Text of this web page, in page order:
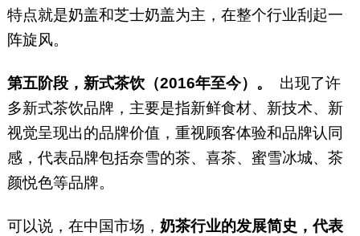
特点就是奶盖和芝士奶盖为主，在整个行业刮起一
阵旋风。
第五阶段，新式茶饮（2016年至今）。 出现了许
多新式茶饮品牌，主要是指新鲜食材、新技术、新
视觉呈现出的品牌价值，重视顾客体验和品牌认同
感，代表品牌包括奈雪的茶、喜茶、蜜雪冰城、茶
颜悦色等品牌。
可以说，在中国市场， 奶茶行业的发展简史，代表